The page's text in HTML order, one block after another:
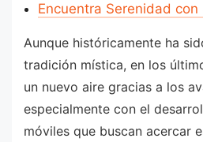
Encuentra Serenidad con
Aunque históricamente ha
tradición mística, en los
un nuevo aire gracias a los
especialmente con el
móviles que buscan acercar